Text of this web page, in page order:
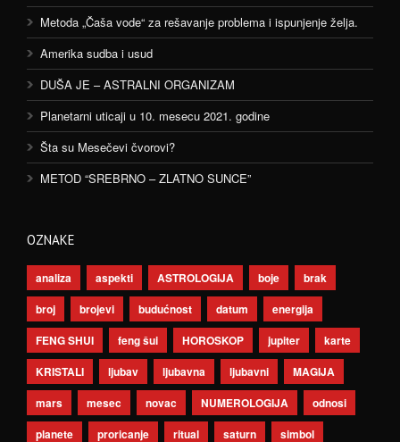
Metoda „Čaša vode“ za rešavanje problema i ispunjenje želja.
Amerika sudba i usud
DUŠA JE – ASTRALNI ORGANIZAM
Planetarni uticaji u 10. mesecu 2021. godine
Šta su Mesečevi čvorovi?
METOD “SREBRNO – ZLATNO SUNCE”
OZNAKE
analiza aspekti ASTROLOGIJA boje
brak
broj
brojevi budućnost datum
energija
FENG SHUI
feng šui HOROSKOP jupiter
karte
KRISTALI
ljubav ljubavna ljubavni
MAGIJA
mars
mesec novac NUMEROLOGIJA
odnosi
planete
proricanje ritual saturn simbol